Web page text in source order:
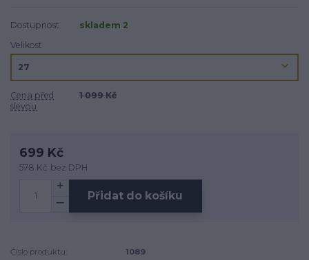
Dostupnost
skladem 2
Velikost
Cena před
slevou
1 099 Kč
699 Kč
578 Kč bez DPH
Přidat do košíku
Číslo produktu:
1089